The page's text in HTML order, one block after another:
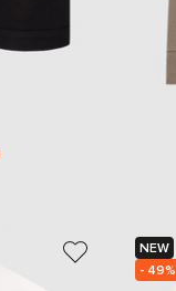
NEW
- 49%